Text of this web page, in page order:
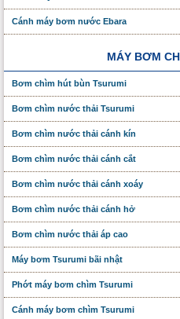
Cánh máy bơm nước Ebara
MÁY BƠM
Bơm chìm hút bùn Tsurumi
Bơm chìm nước thải Tsurumi
Bơm chìm nước thải cánh kín
Bơm chìm nước thải cánh cắt
Bơm chìm nước thải cánh xoáy
Bơm chìm nước thải cánh hở
Bơm chìm nước thải áp cao
Máy bơm Tsurumi bãi nhật
Phớt máy bơm chìm Tsurumi
Cánh máy bơm chìm Tsurumi